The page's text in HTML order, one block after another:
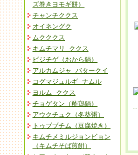
ズ巻きヨモギ餅）
チャンチククス
オイネングク
ムクククス
キムチマリ ククス
ピジチゲ（おから鍋）
アルカムジャ バタークイ
コグマジュルギ ナムル
ヨルム ククス
チョゲタン（酢鶏鍋）
アウクチュク（冬葵粥）
トゥブブチム（豆腐焼き）
キムチメミルジョンビョン
（キムチそば煎餠）